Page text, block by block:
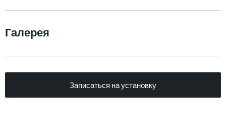
Галерея
Записаться на установку